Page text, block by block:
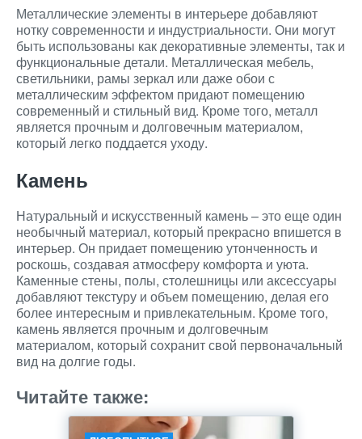
Металлические элементы в интерьере добавляют
нотку современности и индустриальности. Они могут
быть использованы как декоративные элементы, так и
функциональные детали. Металлическая мебель,
светильники, рамы зеркал или даже обои с
металлическим эффектом придают помещению
современный и стильный вид. Кроме того, металл
является прочным и долговечным материалом,
который легко поддается уходу.
Камень
Натуральный и искусственный камень – это еще один
необычный материал, который прекрасно впишется в
интерьер. Он придает помещению утонченность и
роскошь, создавая атмосферу комфорта и уюта.
Каменные стены, полы, столешницы или аксессуары
добавляют текстуру и объем помещению, делая его
более интересным и привлекательным. Кроме того,
камень является прочным и долговечным
материалом, который сохранит свой первоначальный
вид на долгие годы.
Читайте также: